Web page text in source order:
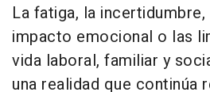
La fatiga, la incertidumbre,
impacto emocional o las
vida laboral, familiar y
una realidad que continúa